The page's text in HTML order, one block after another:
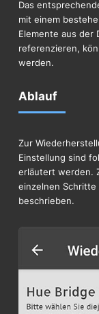
Das
mit einem
Elemente aus der
referenzieren,
werden.
Ablauf
Zur
Einstellung sind
erläutert werden.
einzelnen Schritte
beschrieben.